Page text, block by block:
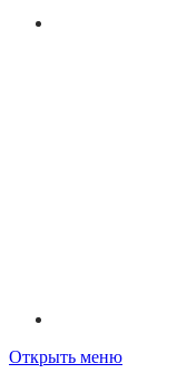
Открыть меню